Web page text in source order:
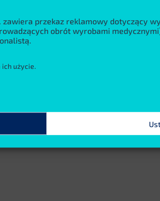
przekaz reklamowy dotyczący
obrót wyrobami
użycie.
oraz
i...
od jakości mankietów
Komfortowe wielorazowe